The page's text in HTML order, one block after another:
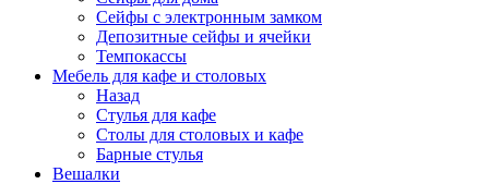
Сейфы с электронным замком
Депозитные сейфы и ячейки
Темпокассы
Мебель для кафе и столовых
Назад
Стулья для кафе
Столы для столовых и кафе
Барные стулья
Вешалки